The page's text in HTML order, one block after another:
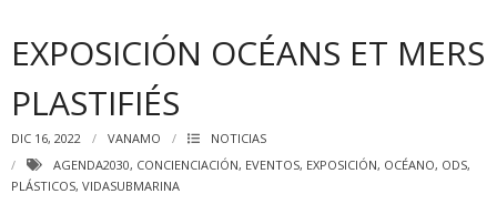
EXPOSICIÓN OCÉANS ET MERS
PLASTIFIÉS
DIC 16, 2022 VANAMO
NOTICIAS
AGENDA2030, CONCIENCIACIÓN, EVENTOS, EXPOSICIÓN, OCÉANO, ODS,
PLÁSTICOS, VIDASUBMARINA